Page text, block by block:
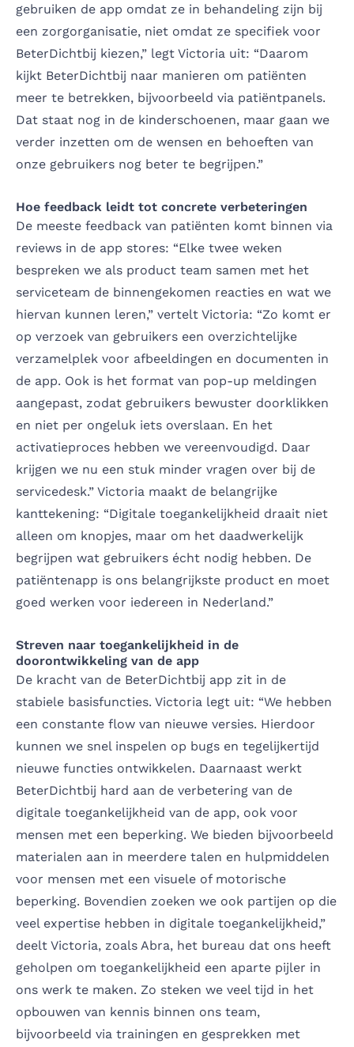
gebruiken de app omdat ze in behandeling zijn bij
een zorgorganisatie, niet omdat ze specifiek voor
BeterDichtbij kiezen,” legt Victoria uit: “Daarom
kijkt BeterDichtbij naar manieren om patiënten
meer te betrekken, bijvoorbeeld via patiëntpanels.
Dat staat nog in de kinderschoenen, maar gaan we
verder inzetten om de wensen en behoeften van
onze gebruikers nog beter te begrijpen.”
Hoe feedback leidt tot concrete verbeteringen
De meeste feedback van patiënten komt binnen via
reviews in de app stores: “Elke twee weken
bespreken we als product team samen met het
serviceteam de binnengekomen reacties en wat we
hiervan kunnen leren,” vertelt Victoria: “Zo komt er
op verzoek van gebruikers een overzichtelijke
verzamelplek voor afbeeldingen en documenten in
de app. Ook is het format van pop-up meldingen
aangepast, zodat gebruikers bewuster doorklikken
en niet per ongeluk iets overslaan. En het
activatieproces hebben we vereenvoudigd. Daar
krijgen we nu een stuk minder vragen over bij de
servicedesk.” Victoria maakt de belangrijke
kanttekening: “Digitale toegankelijkheid draait niet
alleen om knopjes, maar om het daadwerkelijk
begrijpen wat gebruikers écht nodig hebben. De
patiëntenapp is ons belangrijkste product en moet
goed werken voor iedereen in Nederland.”
Streven naar toegankelijkheid in de
doorontwikkeling van de app
De kracht van de BeterDichtbij app zit in de
stabiele basisfuncties. Victoria legt uit: “We hebben
een constante flow van nieuwe versies. Hierdoor
kunnen we snel inspelen op bugs en tegelijkertijd
nieuwe functies ontwikkelen. Daarnaast werkt
BeterDichtbij hard aan de verbetering van de
digitale toegankelijkheid van de app, ook voor
mensen met een beperking. We bieden bijvoorbeeld
materialen aan in meerdere talen en hulpmiddelen
voor mensen met een visuele of motorische
beperking. Bovendien zoeken we ook partijen op die
veel expertise hebben in digitale toegankelijkheid,”
deelt Victoria, zoals Abra, het bureau dat ons heeft
geholpen om toegankelijkheid een aparte pijler in
ons werk te maken. Zo steken we veel tijd in het
opbouwen van kennis binnen ons team,
bijvoorbeeld via trainingen en gesprekken met